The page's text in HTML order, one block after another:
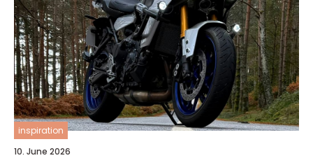
inspiration
10. June 2026